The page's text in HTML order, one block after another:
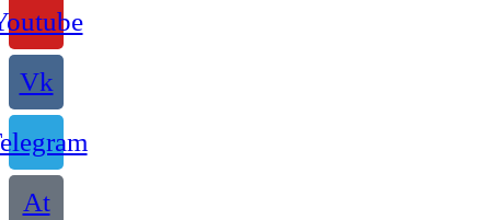
Vk
At